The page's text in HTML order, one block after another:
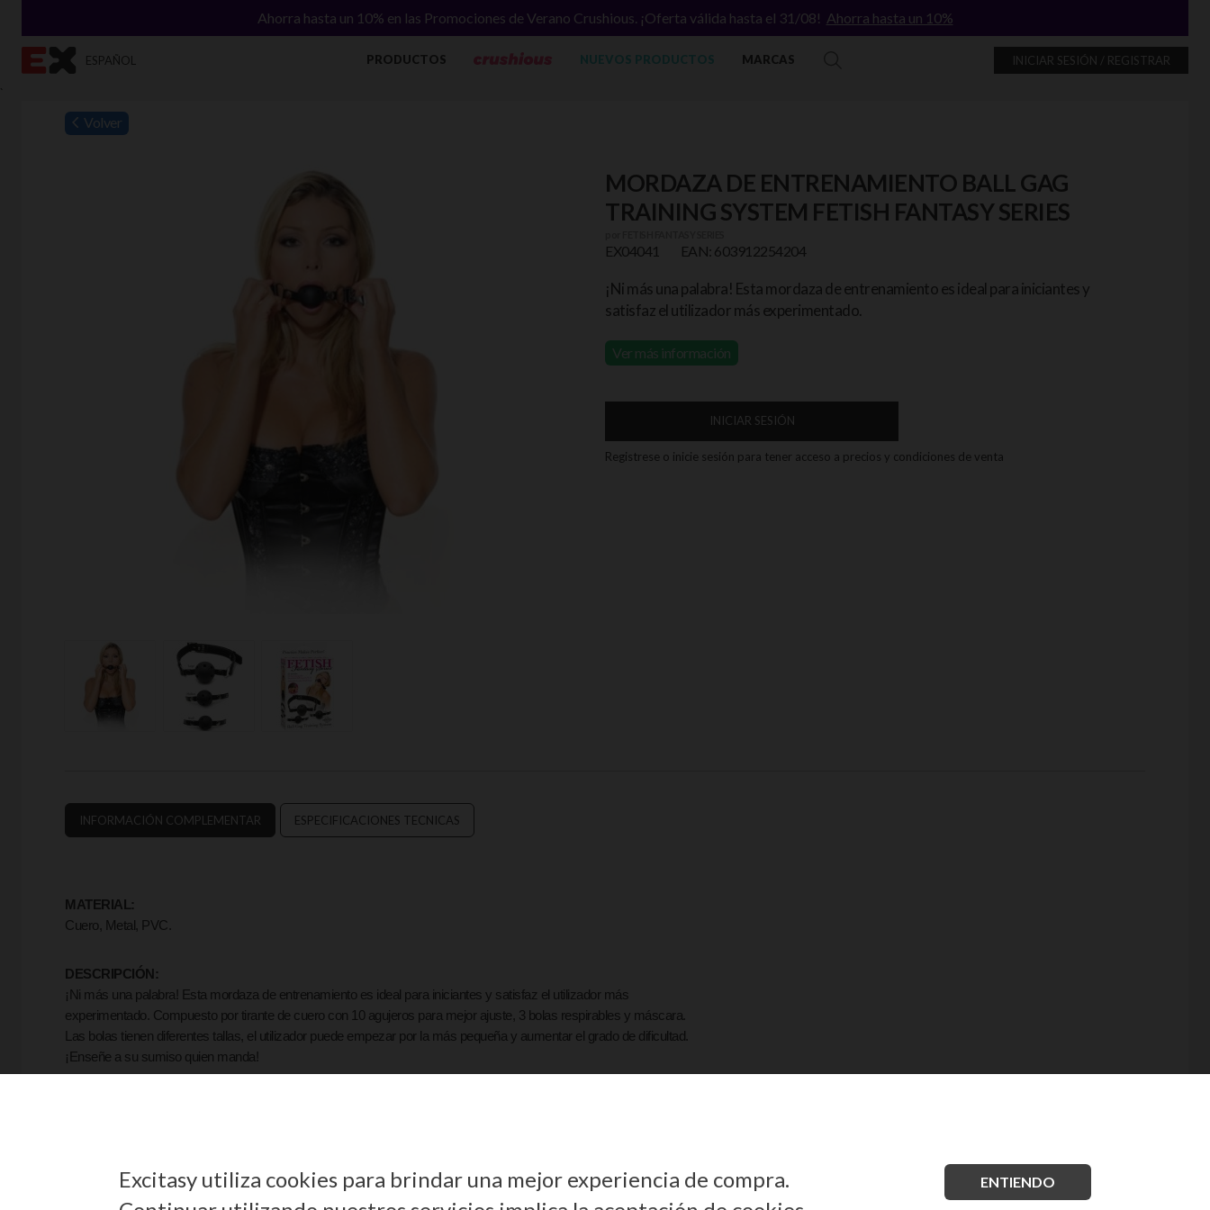
`
Ahorra hasta un 10% en las Promociones de Verano Crushious. ¡Oferta válida hasta el 31/08! Ahorra hasta un 10%
ESPAÑOL PRODUCTOS NUEVOS PRODUCTOS MARCAS INICIAR SESIÓN / REGISTRAR
Volver
MORDAZA DE ENTRENAMIENTO BALL GAG
TRAINING SYSTEM FETISH FANTASY SERIES
EX04041 EAN: 603912254204
¡Ni más una palabra! Esta mordaza de entrenamiento es ideal para iniciantes y
satisfaz el utilizador más experimentado.
Ver más información
INICIAR SESIÓN
Registrese o inicie sesión para tener acceso a precios y condiciones de venta
INFORMACIÓN COMPLEMENTAR ESPECIFICACIONES TECNICAS
MATERIAL:
Cuero, Metal, PVC.
DESCRIPCIÓN:
¡Ni más una palabra! Esta mordaza de entrenamiento es ideal para iniciantes y satisfaz el utilizador más
experimentado. Compuesto por tirante de cuero con 10 agujeros para mejor ajuste, 3 bolas respirables y máscara.
Las bolas tienen diferentes tallas, el utilizador puede empezar por la más pequeña y aumentar el grado de dificultad.
¡Enseñe a su sumiso quien manda!
Excitasy utiliza cookies para brindar una mejor experiencia de compra.
ENTIENDO